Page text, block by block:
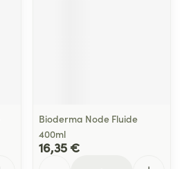
Bioderma Node Fluide
400ml
16,35 €